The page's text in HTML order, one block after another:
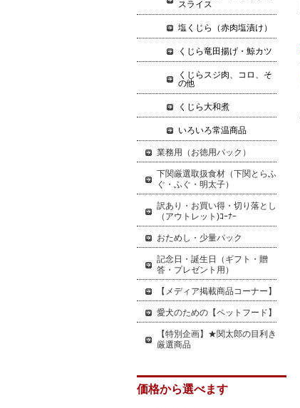
スライス
塩くじら（赤肉塩漬け）
くじら竜田揚げ・鯨カツ
くじらスジ肉、コロ、そ
の他
くじら大和煮
いろいろ常温商品
業務用（お徳用パック）
下関厳選取扱食材（下関とらふ
ぐ・ふぐ・明太子）
訳あり・お買い得・切り落とし
（アウトレット)ｺｰﾅｰ
おためし・少量パック
記念日・誕生日（ギフト・贈
答・プレゼント用）
【メディア掲載商品コーナー】
愛犬のための【ペットフード】
【特別企画】★関太郎の目利き
厳選商品
価格から選べます